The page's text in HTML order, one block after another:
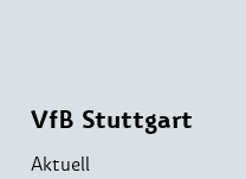
VfB Stuttgart
Aktuell